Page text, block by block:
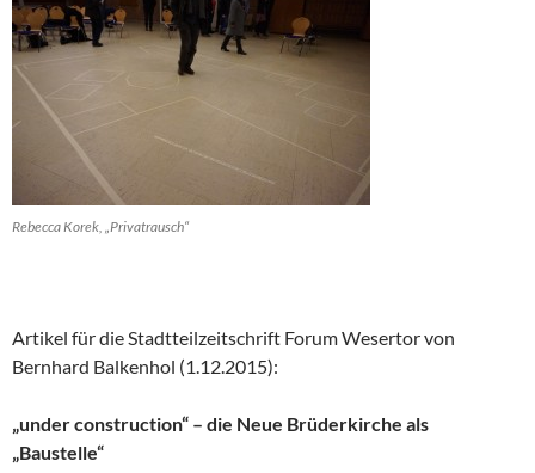
Rebecca Korek, „Privatrausch“
Artikel für die Stadtteilzeitschrift Forum Wesertor von
Bernhard Balkenhol (1.12.2015):
„under construction“ – die Neue Brüderkirche als
„Baustelle“